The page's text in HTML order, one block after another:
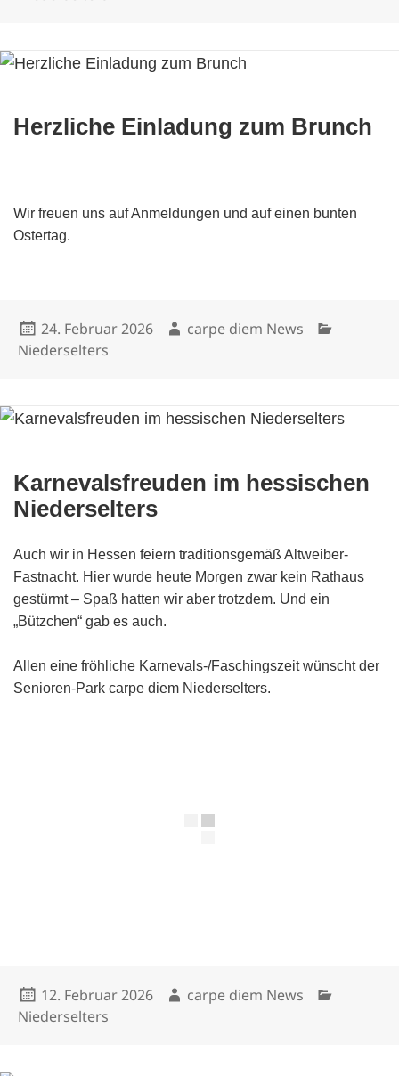
Herzliche Einladung zum Brunch
Wir freuen uns auf Anmeldungen und auf einen bunten
Ostertag.
Veröffentlicht
am
24. Februar 2026 Autor
carpe diem News
Niederselters
Karnevalsfreuden im hessischen
Niederselters
Auch wir in Hessen feiern traditionsgemäß Altweiber-
Fastnacht. Hier wurde heute Morgen zwar kein Rathaus
gestürmt – Spaß hatten wir aber trotzdem. Und ein
„Bützchen“ gab es auch.
Allen eine fröhliche Karnevals-/Faschingszeit wünscht der
Senioren-Park carpe diem Niederselters.
Veröffentlicht
12. Februar 2026 Autor
carpe diem News
Niederselters